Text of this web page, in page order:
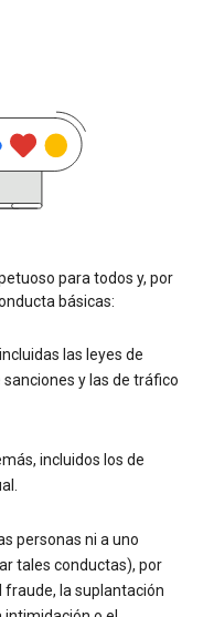
para todos y, por
básicas:
las leyes de
y las de tráfico
incluidos los de
personas ni a uno
tales conductas), por
fraude, la suplantación